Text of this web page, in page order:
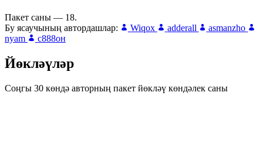
Пакет саны — 18.
Бу ясаучының автордашлар:
Wiqox adderall
asmanzho
nyam
с888он
Йөкләүләр
Соңгы 30 көндә авторның пакет йөкләү көндәлек саны